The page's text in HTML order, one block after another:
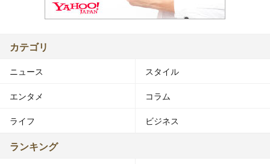
カテゴリ
ニュース スタイル
エンタメ コラム
ライフ ビジネス
ランキング